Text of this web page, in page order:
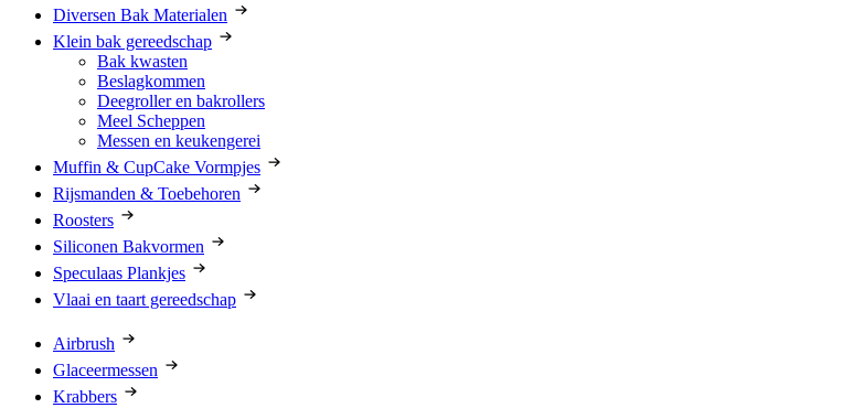
Diversen Bak Materialen
Klein bak gereedschap
Bak kwasten
Beslagkommen
Deegroller en bakrollers
Meel Scheppen
Messen en keukengerei
Muffin & CupCake Vormpjes
Rijsmanden & Toebehoren
Roosters
Siliconen Bakvormen
Speculaas Plankjes
Vlaai en taart gereedschap
Airbrush
Glaceermessen
Krabbers